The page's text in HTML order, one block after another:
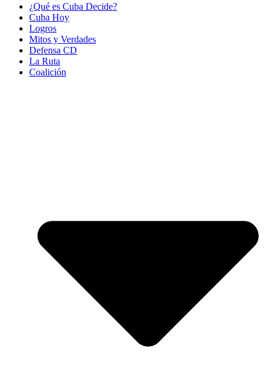
¿Qué es Cuba Decide?
Cuba Hoy
Logros
Mitos y Verdades
Defensa CD
La Ruta
Coalición